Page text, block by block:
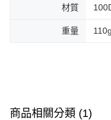
材質
重量 110g
商品相關分類 (1)